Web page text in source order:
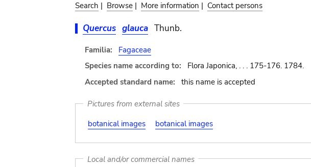
Search | Browse | More information | Contact persons
Quercus glauca Thunb.
Familia:
Fagaceae
Species name according to:
Flora Japonica, . . . 175-176. 1784.
Accepted standard name:
this name is accepted
Pictures from external sites
botanical images
botanical images
Local and/or commercial names